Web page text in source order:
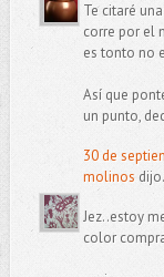
Te citaré
corre por el
es tonto no
Así que
un punto,
30 de
molinos
Jez..estoy
color